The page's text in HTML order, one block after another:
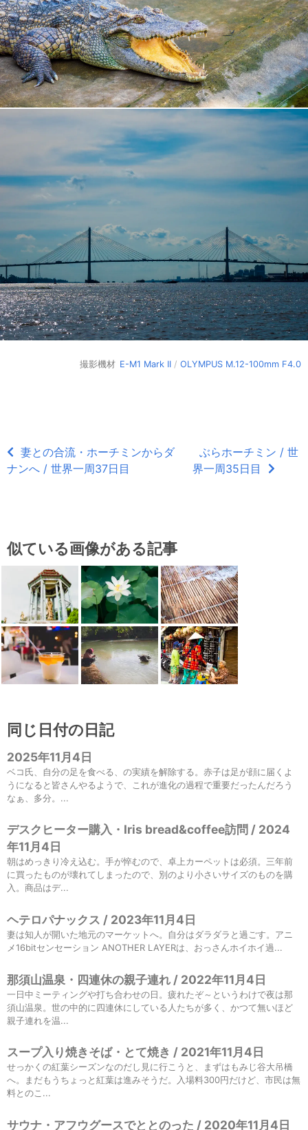
撮影機材 E-M1 Mark II / OLYMPUS M.12-100mm F4.0
妻との合流・ホーチミンからダ
ナンへ / 世界一周37日目
ぶらホーチミン / 世
界一周35日目
似ている画像がある記事
同じ日付の日記
2025年11月4日
ベコ氏、自分の足を食べる、の実績を解除する。赤子は足が顔に届くよ
うになると皆さんやるようで、これが進化の過程で重要だったんだろう
なぁ、多分。...
デスクヒーター購入・Iris bread&coffee訪問 / 2024
年11月4日
朝はめっきり冷え込む。手が悴むので、卓上カーペットは必須。三年前
に買ったものが壊れてしまったので、別のより小さいサイズのものを購
入。商品はデ...
ヘテロパナックス / 2023年11月4日
妻は知人が開いた地元のマーケットへ。自分はダラダラと過ごす。アニ
メ16bitセンセーション ANOTHER LAYERは、おっさんホイホイ過...
那須山温泉・四連休の親子連れ / 2022年11月4日
一日中ミーティングや打ち合わせの日。疲れたぞ～というわけで夜は那
須山温泉。世の中的に四連休にしている人たちが多く、かつて無いほど
親子連れを温...
スープ入り焼きそば・とて焼き / 2021年11月4日
せっかくの紅葉シーズンなのだし見に行こうと、まずはもみじ谷大吊橋
へ。まだもうちょっと紅葉は進みそうだ。入場料300円だけど、市民は無
料とのこ...
サウナ・アフウグースでととのった / 2020年11月4日